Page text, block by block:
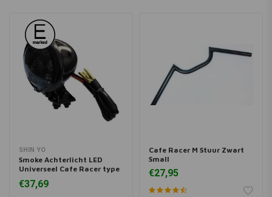
SHIN YO
Smoke Achterlicht LED
Universeel Cafe Racer type
Bates Style
€37,69
Cafe Racer M Stuur Zwart
Small
€27,95